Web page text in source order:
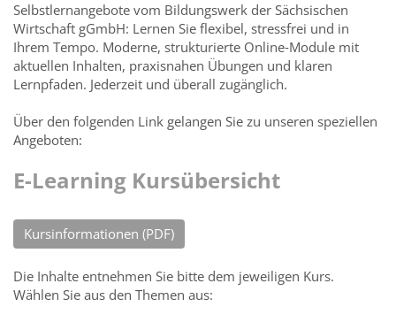
Selbstlernangebote vom Bildungswerk der Sächsischen
Wirtschaft gGmbH: Lernen Sie flexibel, stressfrei und in
Ihrem Tempo. Moderne, strukturierte Online‑Module mit
aktuellen Inhalten, praxisnahen Übungen und klaren
Lernpfaden. Jederzeit und überall zugänglich.
Über den folgenden Link gelangen Sie zu unseren speziellen
Angeboten:
E-Learning Kursübersicht
Kursinformationen (PDF)
Die Inhalte entnehmen Sie bitte dem jeweiligen Kurs.
Wählen Sie aus den Themen aus: